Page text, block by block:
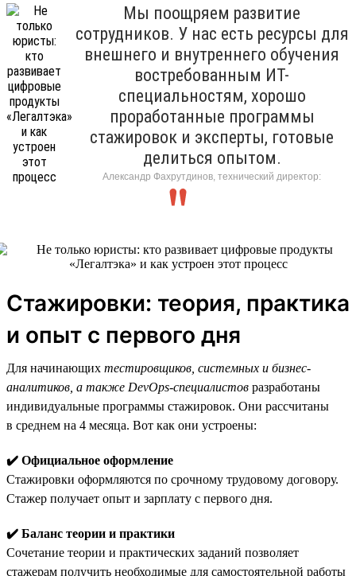
Мы поощряем развитие
сотрудников. У нас есть ресурсы для
внешнего и внутреннего обучения
востребованным ИТ-
специальностям, хорошо
проработанные программы
стажировок и эксперты, готовые
делиться опытом.
Александр Фахрутдинов, технический директор:
Стажировки: теория, практика
и опыт с первого дня
Для начинающих тестировщиков, системных и бизнес-
аналитиков, а также DevOps-специалистов разработаны
индивидуальные программы стажировок. Они рассчитаны
в среднем на 4 месяца. Вот как они устроены:
✔️ Официальное оформление
Стажировки оформляются по срочному трудовому договору.
Стажер получает опыт и зарплату с первого дня.
✔️ Баланс теории и практики
Сочетание теории и практических заданий позволяет
стажерам получить необходимые для самостоятельной работы